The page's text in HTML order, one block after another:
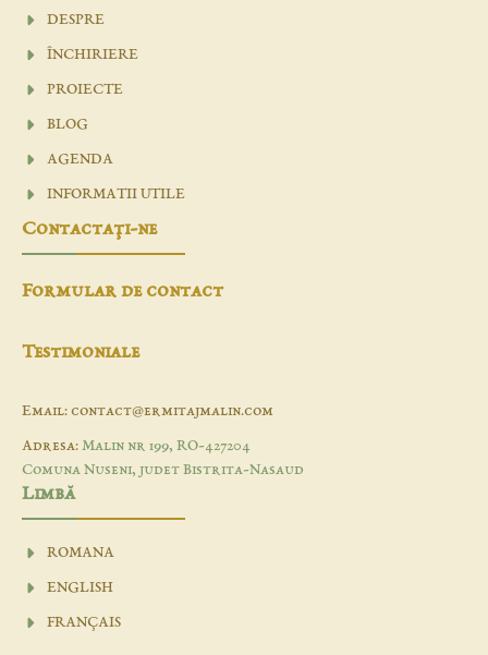
DESPRE
ÎNCHIRIERE
PROIECTE
BLOG
AGENDA
INFORMATII UTILE
Contactaţi-ne
Formular de contact
Testimoniale
Email: contact@ermitajmalin.com
Adresa: Malin nr 199, RO-427204
Comuna Nuseni, judet Bistrita-Nasaud
Limbă
ROMANA
ENGLISH
FRANÇAIS